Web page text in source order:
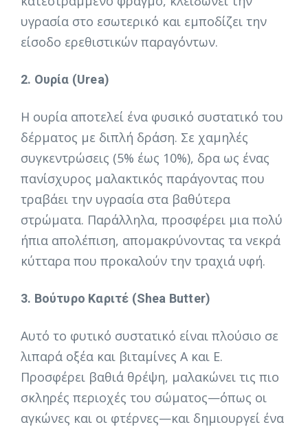
υγρασία στο εσωτερικό και εμποδίζει την
είσοδο ερεθιστικών παραγόντων.
2. Ουρία (Urea)
Η ουρία αποτελεί ένα φυσικό συστατικό του
δέρματος με διπλή δράση. Σε χαμηλές
συγκεντρώσεις (5% έως 10%), δρα ως ένας
πανίσχυρος μαλακτικός παράγοντας που
τραβάει την υγρασία στα βαθύτερα
στρώματα. Παράλληλα, προσφέρει μια πολύ
ήπια απολέπιση, απομακρύνοντας τα νεκρά
κύτταρα που προκαλούν την τραχιά υφή.
3. Βούτυρο Καριτέ (Shea Butter)
Αυτό το φυτικό συστατικό είναι πλούσιο σε
λιπαρά οξέα και βιταμίνες Α και Ε.
Προσφέρει βαθιά θρέψη, μαλακώνει τις πιο
σκληρές περιοχές του σώματος—όπως οι
αγκώνες και οι φτέρνες—και δημιουργεί ένα